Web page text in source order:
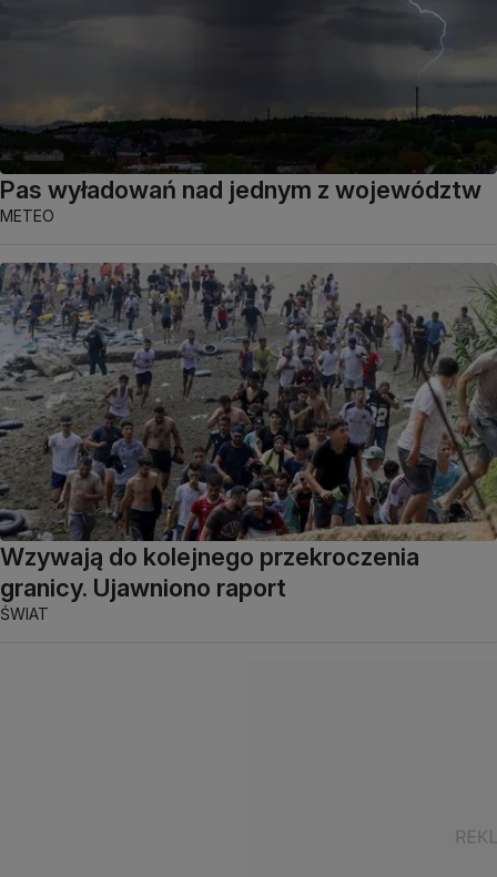
Pas wyładowań nad jednym z województw
METEO
Wzywają do kolejnego przekroczenia
granicy. Ujawniono raport
ŚWIAT